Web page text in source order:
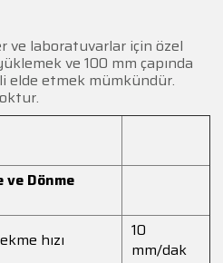
ve laboratuvarlar için özel
ve 100 mm çapında
etmek mümkündür.
ve Dönme
hızı
10
mm/dak